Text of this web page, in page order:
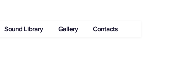
Sound Library Gallery Contacts